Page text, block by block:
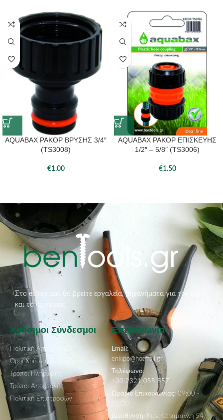
AQUABAX ΡΑΚΟΡ ΒΡΥΣΗΣ 3/4″
(TS3008)
€1.00
AQUABAX ΡΑΚΟΡ ΕΠΙΣΚΕΥΗΣ
1/2″ – 5/8″ (TS3006)
€1.50
Στο eshop μας θα βρείτε εργαλεία, μηχανήματα για τον κήπο
και το σπίτι σας
Χρήσιμοι Σύνδεσμοι
Πολιτική Απορρήτου
Όροι Χρήσεις & Προϋποθέσεις
Τρόποι Πληρωμής
Τρόποι Αποστολής
Πολιτική Επιστροφών
Επικοινωνία
Email:
enkipo@hotmail.gr
Τηλέφωνο:
+30 2321 055 557
Ωράριο Επικοινωνίας: 09:00 -
15:00
Διεύθυνση: Κων.Καραμανλή 54